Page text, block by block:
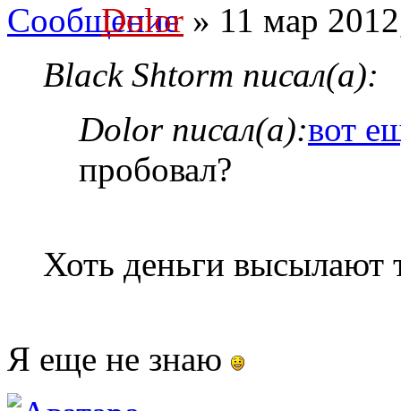
Dolor » 11 мар
Black Shtorm писал(а):
Dolor писал(а):вот
пробовал?
Хоть деньги высылают
Я еще не знаю